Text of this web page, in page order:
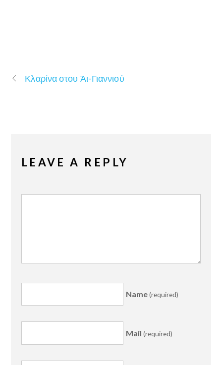
Κλαρίνα στου Άι-Γιαννιού
LEAVE A REPLY
Name(required)
Mail (required)